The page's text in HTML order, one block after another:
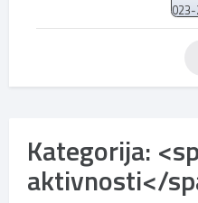
Kategorija:
aktivnosti</